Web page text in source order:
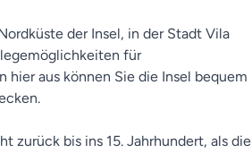
der Insel, in der Stadt Vila
für
hier aus können Sie die Insel bequem
zurück bis ins 15. Jahrhundert, als die